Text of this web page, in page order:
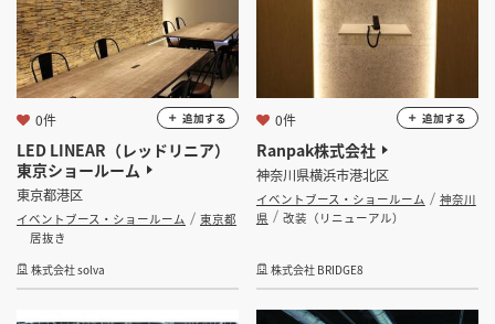
LED LINEAR（レッドリニア）
東京ショールーム
東京都港区
イベントブース・ショールーム
東京都
居抜き
株式会社 solva
0件 追加する
Ranpak株式会社
神奈川県横浜市港北区
イベントブース・ショールーム
神奈川
県
改装（リニューアル）
株式会社 BRIDGE8
0件 追加する